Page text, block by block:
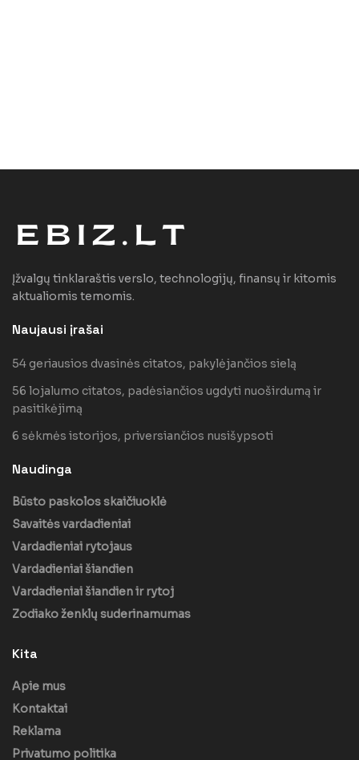
Įžvalgų tinklaraštis verslo, technologijų, finansų ir kitomis
aktualiomis temomis.
Naujausi įrašai
54 geriausios dvasinės citatos, pakylėjančios sielą
56 lojalumo citatos, padėsiančios ugdyti nuoširdumą ir
pasitikėjimą
6 sėkmės istorijos, priversiančios nusišypsoti
Naudinga
Būsto paskolos skaičiuoklė
Savaitės vardadieniai
Vardadieniai rytojaus
Vardadieniai šiandien
Vardadieniai šiandien ir rytoj
Zodiako ženklų suderinamumas
Kita
Apie mus
Kontaktai
Reklama
Privatumo politika